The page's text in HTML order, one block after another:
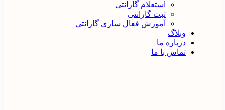
استعلام گارانتی
ثبت گارانتی
آموزش فعال سازی گارانتی
وبلاگ
درباره ما
تماس با ما